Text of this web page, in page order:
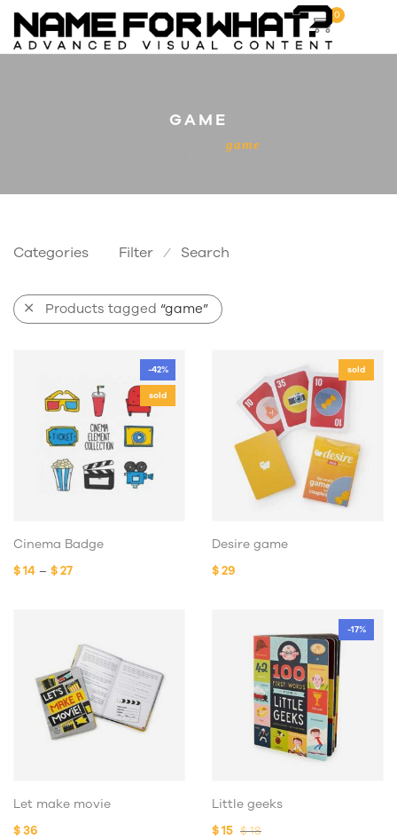
0
GAME
game
Categories Filter ⁄ Search
Products tagged “game”
-42%
sold
Cinema Badge
$14 – $27Price range: $ 14 through $ 27
sold
Desire game
$29
Let make movie
$36
-17%
Little geeks
$15 $18